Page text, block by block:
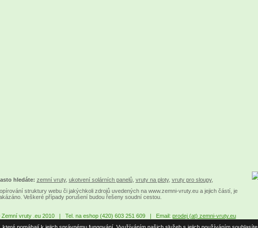
hledáte: zemní vruty, ukotvení solárních panelů, vruty na ploty, vruty pro sloupy,
struktury webu či jakýchkoli zdrojů uvedených na www.zemni-vruty.eu a jejich částí, je
Veškeré případy porušení budou řešeny soudní cestou.
Zemní vruty .eu 2010 | Tel. na eshop (420) 603 251 609 | Email: prodej (at) zemni-vruty.eu